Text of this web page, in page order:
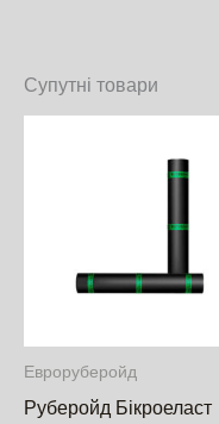
Супутні товари
Евроруберойд
Руберойд Бікроеласт